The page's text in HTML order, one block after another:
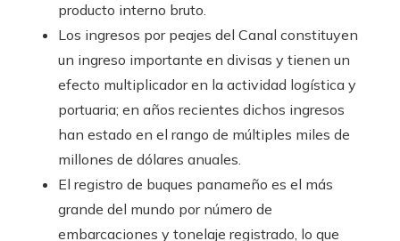
producto interno bruto.
Los ingresos por peajes del Canal constituyen
un ingreso importante en divisas y tienen un
efecto multiplicador en la actividad logística y
portuaria; en años recientes dichos ingresos
han estado en el rango de múltiples miles de
millones de dólares anuales.
El registro de buques panameño es el más
grande del mundo por número de
embarcaciones y tonelaje registrado, lo que